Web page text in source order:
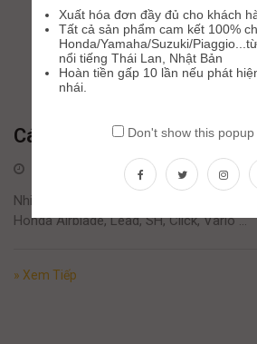
Cách trị bệnh rung đầu +
26 Tháng Một, 2020
Nhiều khách hàng sau 1 thời gian chạy
Honda Airblade, Lead, SH, Click, Vario …
» Xem Tiếp
Xuất hóa đơn đầy đủ cho khách
Tất cả sản phẩm cam kết 100%
Honda/Yamaha/Suzuki/
nổi tiếng Thái Lan, Nhật Bản
Hoàn tiền gấp 10 lần nếu phát
nhái.
Don't show this popup